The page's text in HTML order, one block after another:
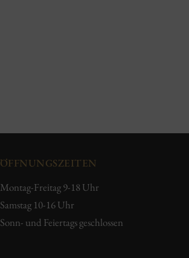
ÖFFNUNGSZEITEN
Montag-Freitag 9-18 Uhr
Samstag 10-16 Uhr
Sonn- und Feiertags geschlossen